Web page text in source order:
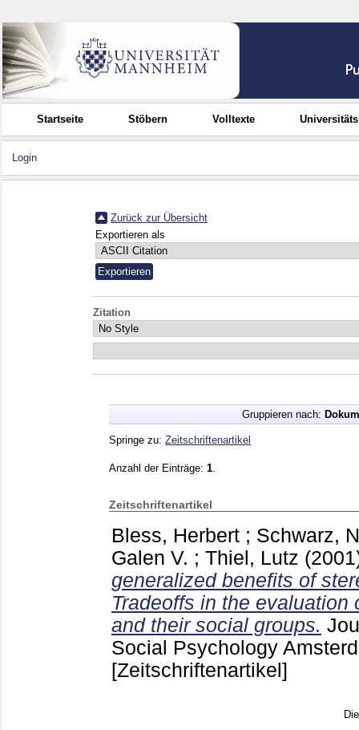
Startseite Stöbern Volltexte
Login
Zurück zur Übersicht
Exportieren als
Zitation
Gruppieren nach:
Springe zu: Zeitschriftenartikel
Anzahl der Einträge: 1
Zeitschriftenartikel
Bless, Herbert ; Schwarz,
Galen V. ; Thiel, Lutz
generalized benefits of
Tradeoffs in the
and their social groups.
Social Psychology
[Zeitschriftenartikel]